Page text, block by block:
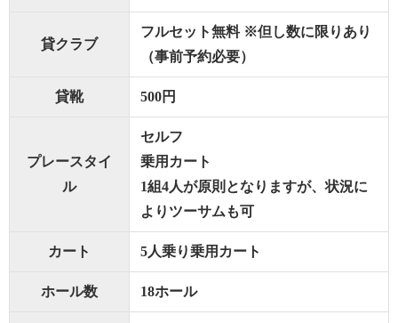
貸クラブ
フルセット無料 ※但し数に限りあり
（事前予約必要）
貸靴 500円
プレースタイ
ル
セルフ
乗用カート
1組4人が原則となりますが、状況に
よりツーサムも可
カート 5人乗り乗用カート
ホール数 18ホール